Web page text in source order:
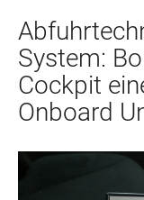
System:
Cockpit
Onboard